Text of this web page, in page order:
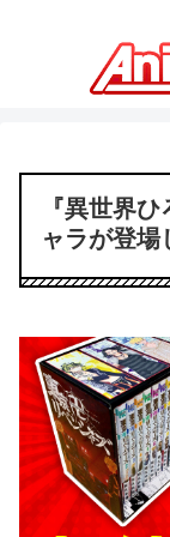
『異世界
ャラが登場